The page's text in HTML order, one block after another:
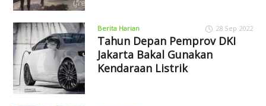
Berita Harian 28 Sep 2022
Tahun Depan Pemprov DKI
Jakarta Bakal Gunakan
Kendaraan Listrik